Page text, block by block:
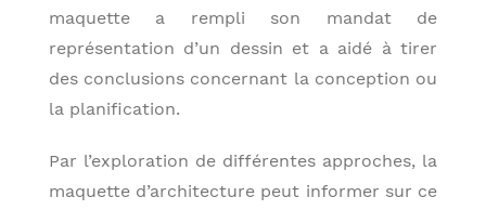
maquette a rempli son mandat de
représentation d’un dessin et a aidé à tirer
des conclusions concernant la conception ou
la planification.
Par l’exploration de différentes approches, la
maquette d’architecture peut informer sur ce